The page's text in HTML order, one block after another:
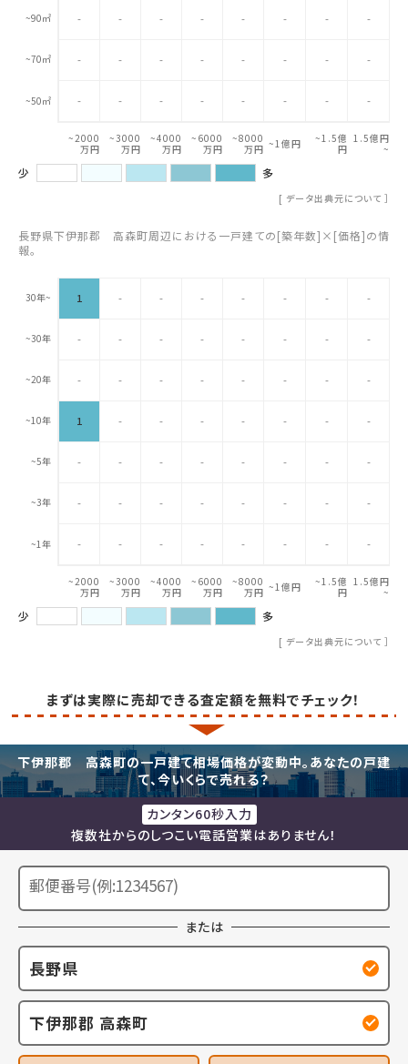
~90㎡ - - - - - - - -
~70㎡ - - - - - - - -
~50㎡ - - - - - - - -
~2000
万円
~3000
万円
~4000
万円
~6000
万円
~8000
万円 ~1億円
~1.5億
円
1.5億円
~
少 多
[ データ出典元について ］
長野県下伊那郡 高森町周辺における一戸建ての[築年数]×[価格]の情
報。
30年~ 1 - - - - - - -
~30年 - - - - - - - -
~20年 - - - - - - - -
~10年 1 - - - - - - -
~5年 - - - - - - - -
~3年 - - - - - - - -
~1年 - - - - - - - -
~2000
万円
~3000
万円
~4000
万円
~6000
万円
~8000
万円 ~1億円
~1.5億
円
1.5億円
~
少 多
[ データ出典元について ］
まずは実際に売却できる査定額を無料でチェック！
下伊那郡 高森町の一戸建て相場価格が変動中。あなたの戸建
て、今いくらで売れる？
カンタン60秒入力
複数社からのしつこい電話営業はありません！
または
長野県
下伊那郡 高森町